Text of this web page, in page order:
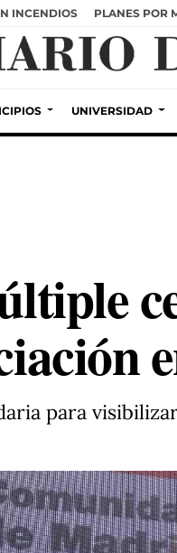
INCENDIOS PLANES POR
UNIVERSIDAD
para